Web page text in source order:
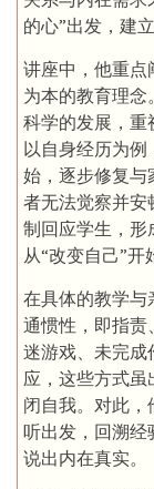
的心”出发，建
讲座中，他重点
为本的教育理
科学的发展，重
以自身经历为
始，逐步修复与
者无法觉察并安
制回应学生，形
从“改变自己”开
在具体的教学与
通惯性，即指责
迷游戏、未完成
应，这些方式
闭自我。对此，
听出发，回溯经
说出内在真实。